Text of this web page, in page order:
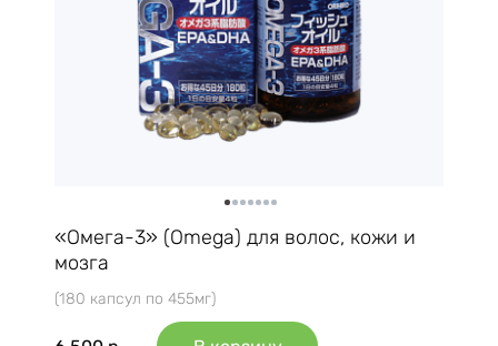
«Омега-3» (Omega) для волос, кожи и
мозга
(180 капсул по 455мг)